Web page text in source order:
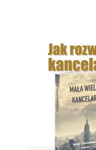
Efektem naszej
Ref no. 6
W szczególny